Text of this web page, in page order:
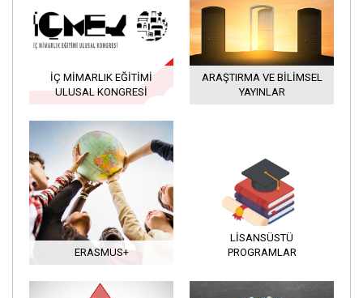
İÇ MIMARLIK EĞITIMI
ULUSAL KONGRESI
ARAŞTIRMA VE BILIMSEL
YAYINLAR
ERASMUS+
LISANSÜSTÜ
PROGRAMLAR